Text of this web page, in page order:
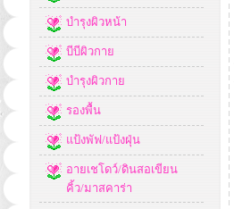
บำรุงผิวหน้า
บีบีผิวกาย
บำรุงผิวกาย
รองพื้น
แป้งพัฟ/แป้งฝุ่น
อายเชโดว์/ดินสอเขียน
คิ้ว/มาสคาร่า